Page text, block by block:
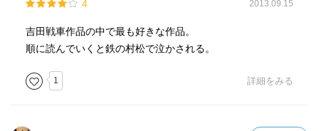
4 2013.09.15
吉田戦車作品の中で最も好きな作品。
順に読んでいくと鉄の村松で泣かされる。
1 詳細をみる